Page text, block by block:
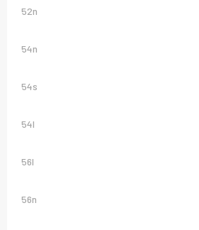
52n
54n
54s
54l
56l
56n